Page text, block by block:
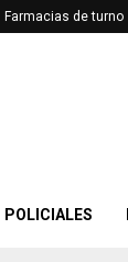
Farmacias de turno
POLICIALES